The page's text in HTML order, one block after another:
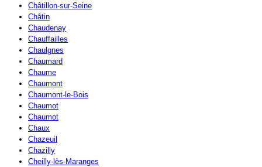
Châtillon-sur-Seine
Châtin
Chaudenay
Chauffailles
Chaulgnes
Chaumard
Chaume
Chaumont
Chaumont-le-Bois
Chaumot
Chaumot
Chaux
Chazeuil
Chazilly
Cheilly-lès-Maranges